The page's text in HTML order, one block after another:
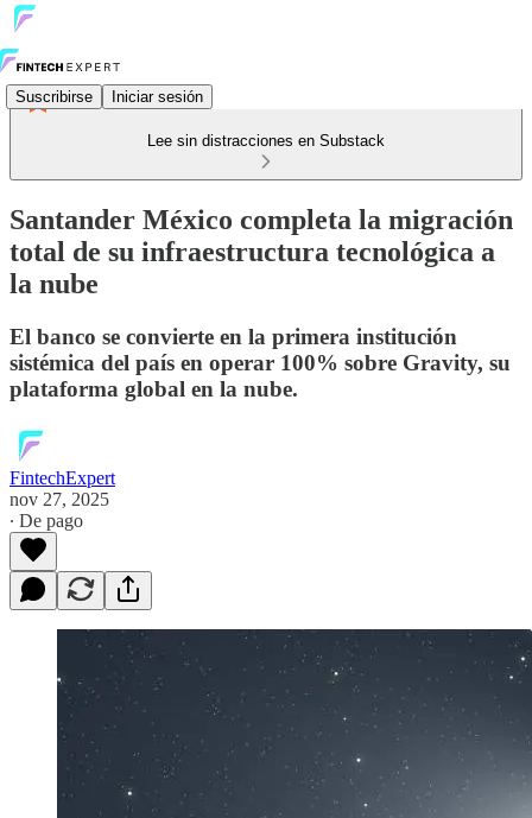
Suscribirse Iniciar sesión
Lee sin distracciones en Substack
Santander México completa la migración
total de su infraestructura tecnológica a
la nube
El banco se convierte en la primera institución
sistémica del país en operar 100% sobre Gravity, su
plataforma global en la nube.
FintechExpert
nov 27, 2025
∙ De pago